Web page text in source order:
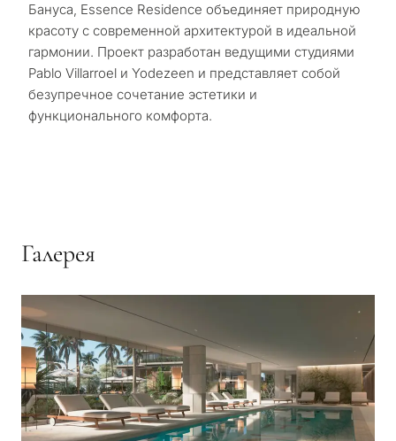
Бануса, Essence Residence объединяет природную
красоту с современной архитектурой в идеальной
гармонии. Проект разработан ведущими студиями
Pablo Villarroel и Yodezeen и представляет собой
безупречное сочетание эстетики и
функционального комфорта.
Галерея